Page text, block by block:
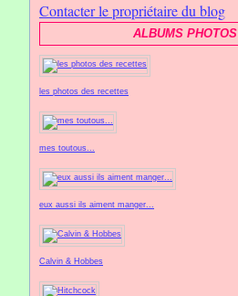
Contacter le propriétaire du blog
ALBUMS PHOTOS
les photos des recettes
mes toutous...
eux aussi ils aiment manger...
Calvin & Hobbes